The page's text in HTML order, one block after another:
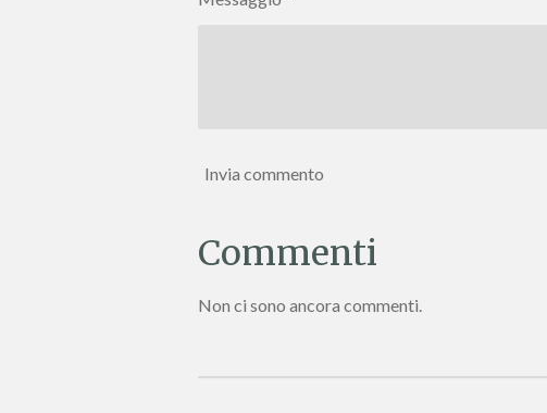
Invia commento
Commenti
Non ci sono ancora commenti.